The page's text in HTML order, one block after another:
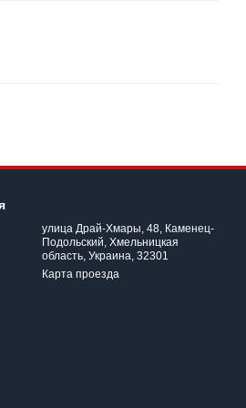
улица Драй-Хмары, 48, Каменец-
Подольский, Хмельницкая
область, Украина, 32301
Карта проезда